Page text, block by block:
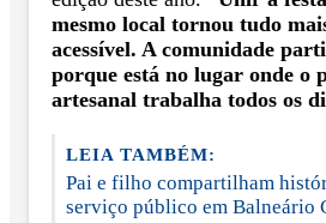
mesmo local tornou tudo
acessível. A comunidade
porque está no lugar onde o
artesanal trabalha todos os
LEIA TAMBÉM:
Pai e filho compartilham
serviço público em Balneário